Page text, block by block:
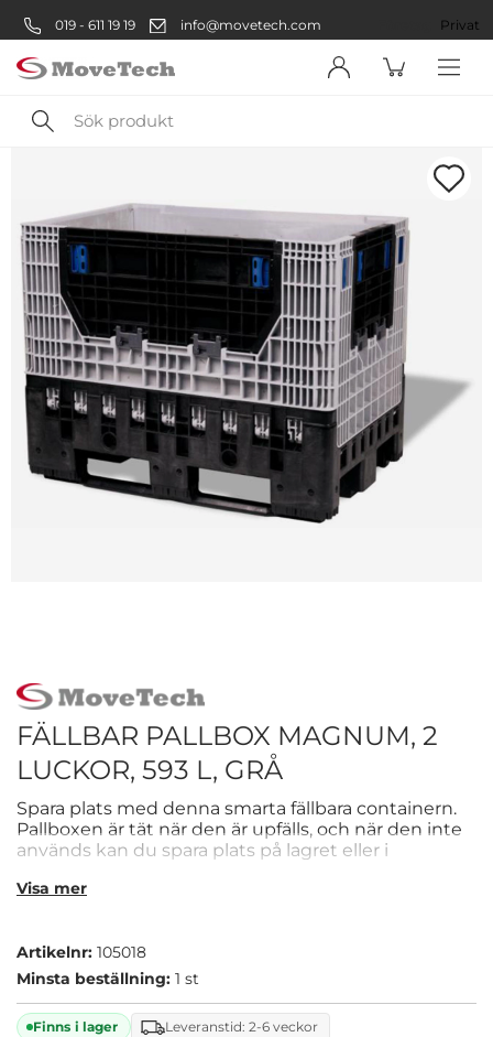
019 - 611 19 19 info@movetech.com Privat
Sök
produkt
FÄLLBAR PALLBOX MAGNUM, 2
LUCKOR, 593 L, GRÅ
Spara plats med denna smarta fällbara containern.
Pallboxen är tät när den är upfälls, och när den inte
används kan du spara plats på lagret eller i
Visa mer
Artikelnr: 105018
Minsta beställning: 1 st
Finns i lager Leveranstid: 2-6 veckor
Välkommen! Välj hur du vill
handla:
Företag
Företag
Privatperson
Privat